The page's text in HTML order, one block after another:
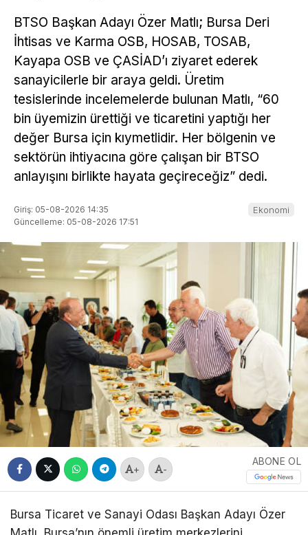
BTSO Başkan Adayı Özer Matlı; Bursa Deri
İhtisas ve Karma OSB, HOSAB, TOSAB,
Kayapa OSB ve ÇASİAD’ı ziyaret ederek
sanayicilerle bir araya geldi. Üretim
tesislerinde incelemelerde bulunan Matlı, “60
bin üyemizin ürettiği ve ticaretini yaptığı her
değer Bursa için kıymetlidir. Her bölgenin ve
sektörün ihtiyacına göre çalışan bir BTSO
anlayışını birlikte hayata geçireceğiz” dedi.
Giriş: 05-08-2026 14:35
Güncelleme: 05-08-2026 17:51
Ekonomi
+ -
ABONE OL
Bursa Ticaret ve Sanayi Odası Başkan Adayı Özer